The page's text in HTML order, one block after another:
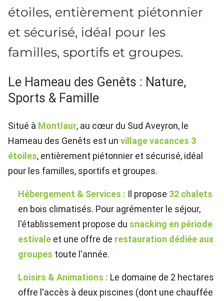
étoiles, entièrement piétonnier
et sécurisé, idéal pour les
familles, sportifs et groupes.
Le Hameau des Genêts : Nature,
Sports & Famille
Situé à Montlaur, au cœur du Sud Aveyron, le
Hameau des Genêts est un village vacances 3
étoiles, entièrement piétonnier et sécurisé, idéal
pour les familles, sportifs et groupes.
Hébergement & Services : Il propose 32 chalets
en bois climatisés. Pour agrémenter le séjour,
l'établissement propose du snacking en période
estivale et une offre de restauration dédiée aux
groupes toute l'année.
Loisirs & Animations : Le domaine de 2 hectares
offre l'accès à deux piscines (dont une chauffée